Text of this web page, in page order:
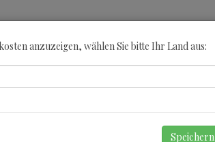
anzuzeigen, wählen Sie bitte Ihr Land aus:
Speichern